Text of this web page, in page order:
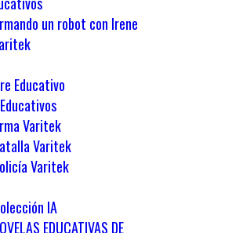
un robot con Irene
Educativo
Varitek
Varitek
Varitek
IA
EDUCATIVAS DE